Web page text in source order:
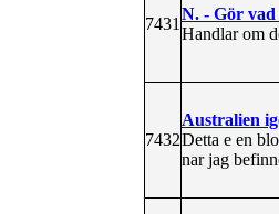
7431
N. - Gör
Handlar om
7432
Australien
Detta e en
nar jag